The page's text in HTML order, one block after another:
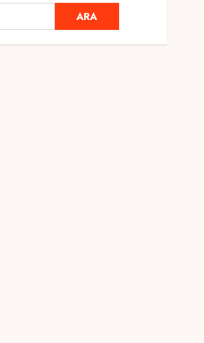
Ramazan Ayı 2025:
Manevi Atmosfer ve Özel
Hazırlıklar
ARA